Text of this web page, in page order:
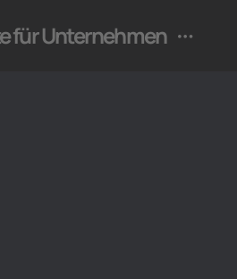
für Unternehmen